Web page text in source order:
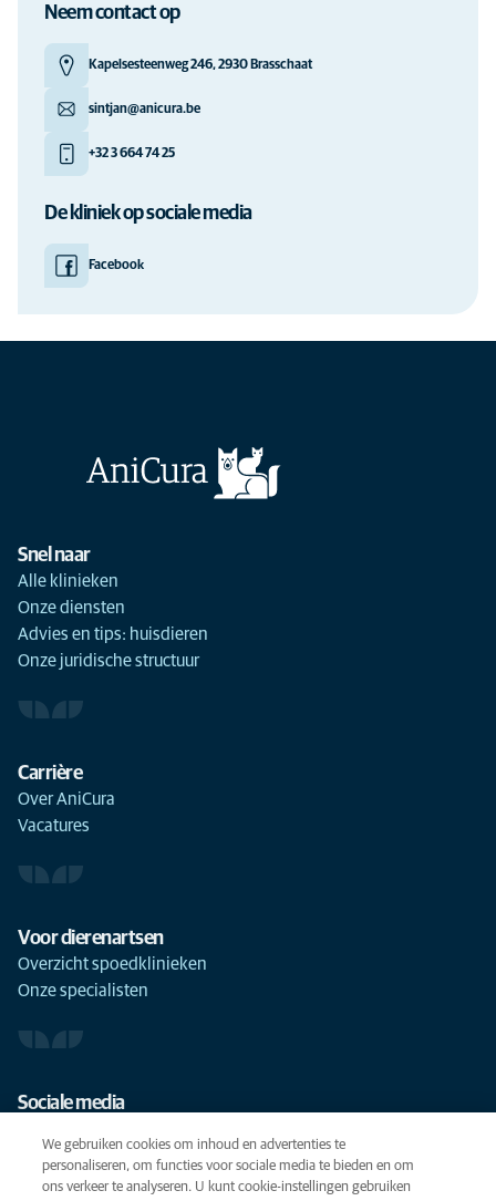
Neem contact op
Kapelsesteenweg 246, 2930 Brasschaat
sintjan@anicura.be
+32 3 664 74 25
De kliniek op sociale media
Facebook
Snel naar
Alle klinieken
Onze diensten
Advies en tips: huisdieren
Onze juridische structuur
Carrière
Over AniCura
Vacatures
Voor dierenartsen
Overzicht spoedklinieken
Onze specialisten
Sociale media
We gebruiken cookies om inhoud en advertenties te
personaliseren, om functies voor sociale media te bieden en om
ons verkeer te analyseren. U kunt cookie-instellingen gebruiken